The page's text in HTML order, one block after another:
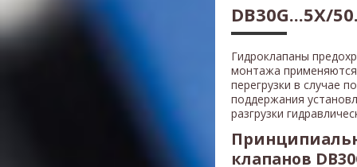
DB30G...5X/
Гидроклапаны
монтажа
перегрузки в случае
поддержания
разгрузки
клапанов